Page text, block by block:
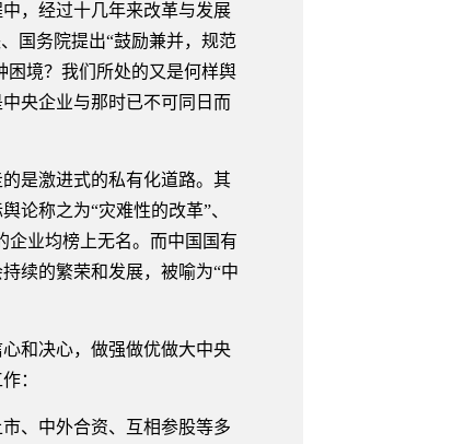
，经过十几年来改革与发展
国务院提出“鼓励兼并，规范
困境？我们所处的又是何样舆
央企业与那时已不可同日而
是激进式的私有化道路。其
论称之为“灾难性的改革”、
企业均榜上无名。而中国国有
续的繁荣和发展，被喻为“中
和决心，做强做优做大中央
：
、中外合资、互相参股等多